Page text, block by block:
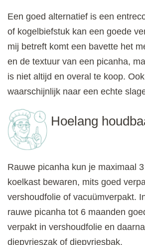
Een goed alternatief is een
of kogelbiefstuk kan een goede
mij betreft komt een bavette het
en de textuur van een picanha,
is niet altijd en overal te koop.
waarschijnlijk naar een echte
Hoelang
Rauwe picanha kun je maximaal
koelkast bewaren, mits goed
vershoudfolie of vacuümverpakt.
rauwe picanha tot 6 maanden
verpakt in vershoudfolie en
diepvrieszak of diepvriesbak.